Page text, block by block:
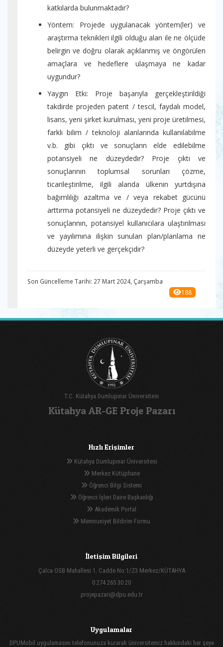
katkılarda bulunmaktadır?
Yöntem: Projede uygulanacak yöntem(ler) ve
araştırma teknikleri ilgili olduğu alan ile ne ölçüde
belirgin ve doğru olarak açıklanmış ve öngörülen
amaçlara ve hedeflere ulaşmaya ne kadar
uygundur?
Yaygın Etki: Proje başarıyla gerçekleştirildiği
takdirde projeden patent / tescil, faydalı model,
lisans, yeni şirket kurulması, yeni proje üretilmesi,
farklı bilim / teknoloji alanlarında kullanılabilme
v.b. gibi çıktı ve sonuçların elde edilebilme
potansiyeli ne düzeydedir? Proje çıktı ve
sonuçlarının toplumsal sorunları çözme,
ticarileştirilme, ilgili alanda ülkenin yurtdışına
bağımlılığı azaltma ve / veya rekabet gücünü
arttırma potansiyeli ne düzeydedir? Proje çıktı ve
sonuçlarının, potansiyel kullanıcılara ulaştırılması
ve yayılımına ilişkin sunulan plan/planlama ne
düzeyde yeterli ve gerçekçidir?
Son Güncelleme Tarihi: 27 Mart 2024, Çarşamba
188
T.C. Kütahya Dumlupınar Üniversitesi
Kütahya AR-GE Proje Pazarı
Hızlı Erişimler
Kütahya Dumlupınar Üniversitesi
Merkez Kütüphane
Öğrenci Bilgi Sistemi
Öğrenci İşleri Daire Başkanlığı
Akademik Portal
Memnuniyet Bildirim Formu
İletişim Bilgileri
Çalca OSB Mahallesi 1. Cadde No:1/Z3 Merkez/KÜTAHYA
0 274 265 30 20
projepazari@dpu.edu.tr
Uygulamalar
DPUMobil uygulamasını telefonunuza kurarak üniversitemiz hakkındaki her şeye